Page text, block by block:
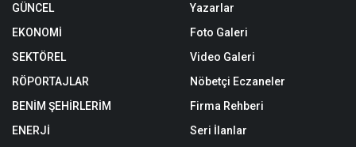
GÜNCEL
EKONOMİ
SEKTÖREL
RÖPORTAJLAR
BENİM ŞEHİRLERİM
ENERJİ
Yazarlar
Foto Galeri
Video Galeri
Nöbetçi Eczaneler
Firma Rehberi
Seri İlanlar